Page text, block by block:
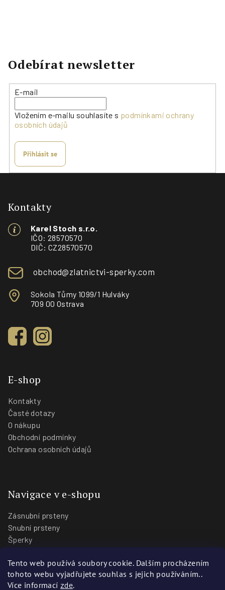
Tento web používá soubory cookie. Dalším procházením
tohoto webu vyjadřujete souhlas s jejich používáním..
Více informací zde.
Odebírat newsletter
E-mail
Vložením e-mailu souhlasíte s podmínkami ochrany
osobních údajů
Přihlásit se
Kontakty
Karel Stoch s.r.o.
IČO: 28570570
DIČ: CZ28570570
obchod@zlatnictvi-sperky.com
Sokola Tůmy 1099/1 Hulváky
709 00 Ostrava
E-shop
Kontakty
Časté dotazy
O nákupu
Obchodní podmínky
Ochrana osobních údajů
Navigace v e-shopu
Zásnubní prsteny
Snubní prsteny
Šperky
Blog
Prodejny